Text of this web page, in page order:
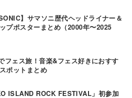
】サマソニ歴代ヘッドライナー＆
プポスターまとめ（2000年〜2025
ェス旅！音楽&フェス好きにおすす
ポットまとめ
ISLAND ROCK FESTIVAL」初参加